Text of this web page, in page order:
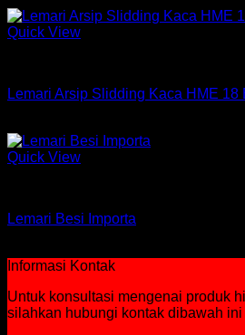
Quick View
Lemari Arsip Slidding Kaca HME 18
Quick View
Lemari Besi Importa
Informasi Kontak
Untuk konsultasi mengenai produk
silahkan hubungi kontak dibawah ini